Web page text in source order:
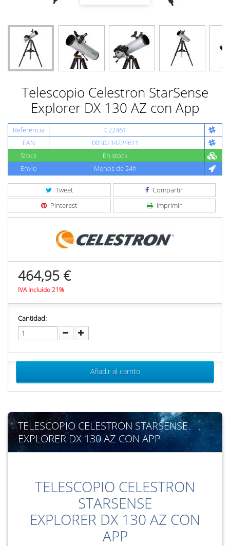
Telescopio Celestron StarSense
Explorer DX 130 AZ con App
Referencia
C22461
EAN
0050234224611
Stock
En stock
Envío
Menos de 24h
Tweet
Compartir
Pinterest
Imprimir
464,95 €
IVA Incluido 21%
Cantidad:
Añadir al carrito
TELESCOPIO CELESTRON STARSENSE
EXPLORER DX 130 AZ CON APP
TELESCOPIO CELESTRON
STARSENSE
EXPLORER DX 130 AZ CON
APP